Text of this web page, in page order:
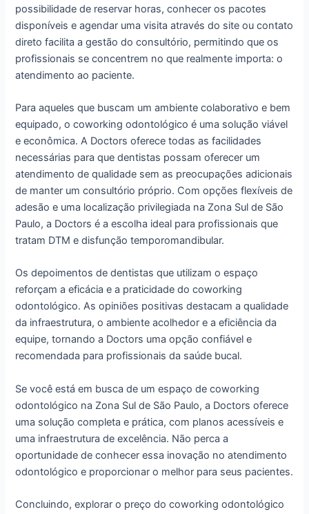
possibilidade de reservar horas, conhecer os pacotes
disponíveis e agendar uma visita através do site ou contato
direto facilita a gestão do consultório, permitindo que os
profissionais se concentrem no que realmente importa: o
atendimento ao paciente.
Para aqueles que buscam um ambiente colaborativo e bem
equipado, o coworking odontológico é uma solução viável
e econômica. A Doctors oferece todas as facilidades
necessárias para que dentistas possam oferecer um
atendimento de qualidade sem as preocupações adicionais
de manter um consultório próprio. Com opções flexíveis de
adesão e uma localização privilegiada na Zona Sul de São
Paulo, a Doctors é a escolha ideal para profissionais que
tratam DTM e disfunção temporomandibular.
Os depoimentos de dentistas que utilizam o espaço
reforçam a eficácia e a praticidade do coworking
odontológico. As opiniões positivas destacam a qualidade
da infraestrutura, o ambiente acolhedor e a eficiência da
equipe, tornando a Doctors uma opção confiável e
recomendada para profissionais da saúde bucal.
Se você está em busca de um espaço de coworking
odontológico na Zona Sul de São Paulo, a Doctors oferece
uma solução completa e prática, com planos acessíveis e
uma infraestrutura de excelência. Não perca a
oportunidade de conhecer essa inovação no atendimento
odontológico e proporcionar o melhor para seus pacientes.
Concluindo, explorar o preço do coworking odontológico